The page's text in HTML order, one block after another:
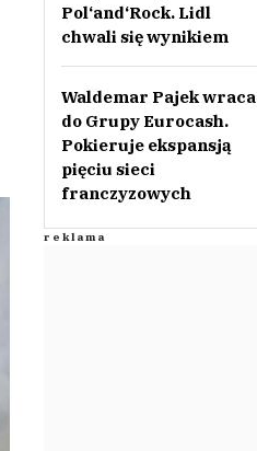
Pol‘and‘Rock. Lidl
chwali się wynikiem
Waldemar Pajek wraca
do Grupy Eurocash.
Pokieruje ekspansją
pięciu sieci
franczyzowych